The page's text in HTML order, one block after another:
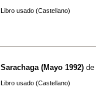
Libro usado (Castellano)
Sarachaga (Mayo 1992) de
Libro usado (Castellano)